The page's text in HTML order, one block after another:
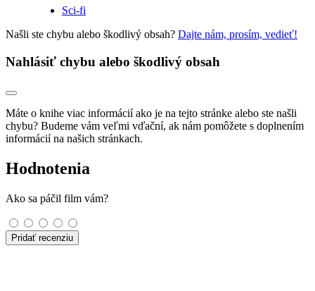
Sci-fi
Našli ste chybu alebo škodlivý obsah? Dajte nám, prosím, vedieť!
Nahlásiť chybu alebo škodlivý obsah
Máte o knihe viac informácií ako je na tejto stránke alebo ste našli
chybu? Budeme vám veľmi vďační, ak nám pomôžete s doplnením
informácií na našich stránkach.
Hodnotenia
Ako sa páčil film vám?
Pridať recenziu